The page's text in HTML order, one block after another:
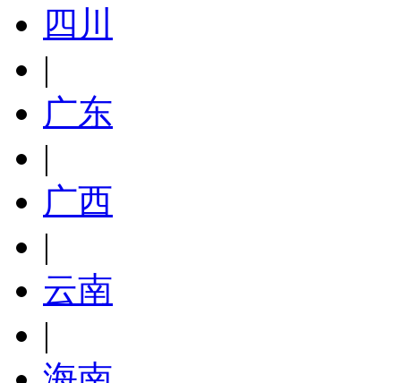
四川
|
广东
|
广西
|
云南
|